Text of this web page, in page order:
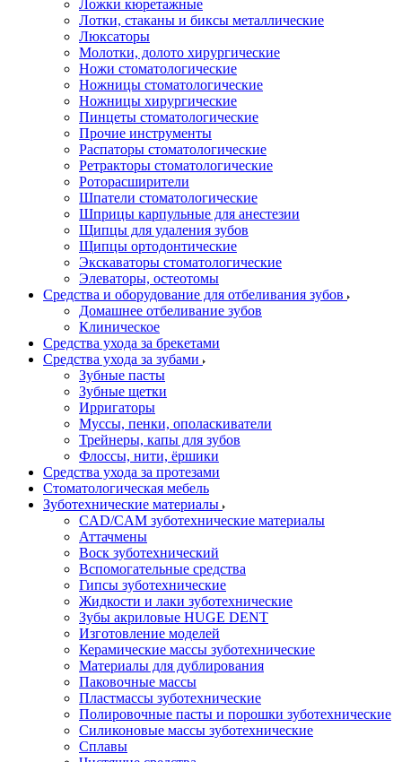
Ложки кюретажные
Лотки, стаканы и биксы металлические
Люксаторы
Молотки, долото хирургические
Ножи стоматологические
Ножницы стоматологические
Ножницы хирургические
Пинцеты стоматологические
Прочие инструменты
Распаторы стоматологические
Ретракторы стоматологические
Роторасширители
Шпатели стоматологические
Шприцы карпульные для анестезии
Щипцы для удаления зубов
Щипцы ортодонтические
Экскаваторы стоматологические
Элеваторы, остеотомы
Средства и оборудование для отбеливания зубов
Домашнее отбеливание зубов
Клиническое
Средства ухода за брекетами
Средства ухода за зубами
Зубные пасты
Зубные щетки
Ирригаторы
Муссы, пенки, ополаскиватели
Трейнеры, капы для зубов
Флоссы, нити, ёршики
Средства ухода за протезами
Стоматологическая мебель
Зуботехнические материалы
CAD/CAM зуботехнические материалы
Аттачмены
Воск зуботехнический
Вспомогательные средства
Гипсы зуботехнические
Жидкости и лаки зуботехнические
Зубы акриловые HUGE DENT
Изготовление моделей
Керамические массы зуботехнические
Материалы для дублирования
Паковочные массы
Пластмассы зуботехнические
Полировочные пасты и порошки зуботехнические
Силиконовые массы зуботехнические
Сплавы